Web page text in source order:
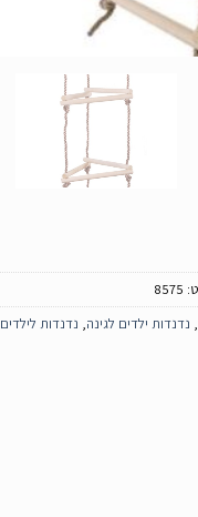
8575
, נדנדות ילדים לגינה, נדנדות לילדים